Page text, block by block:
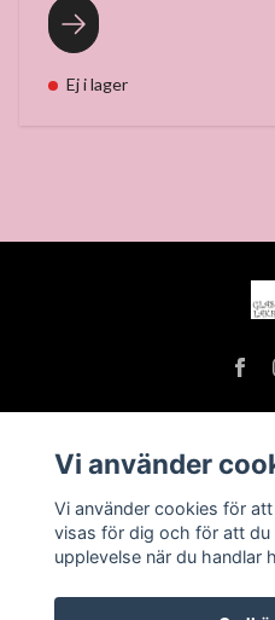
Ej i lager
Vi använder
Vi använder cookies för
visas för dig och för att du
upplevelse när du handlar